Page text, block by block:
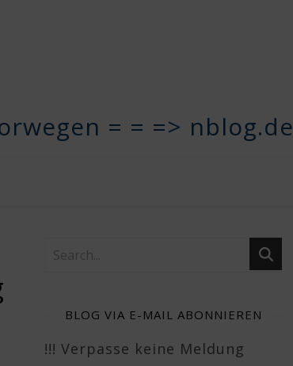
= = => nblog.de
BLOG VIA E-MAIL ABONNIEREN
!!! Verpasse keine Meldung